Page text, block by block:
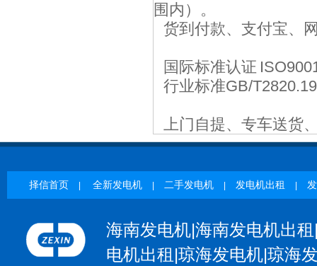
围内）。
货到付款、支付宝、
国际标准认证
行业标准GB/
上门自提、专车送货
择信首页 全新发电机 二手发电机 发电机出租
海南发电机|海南发电机出
电机出租|琼海发电机|琼海